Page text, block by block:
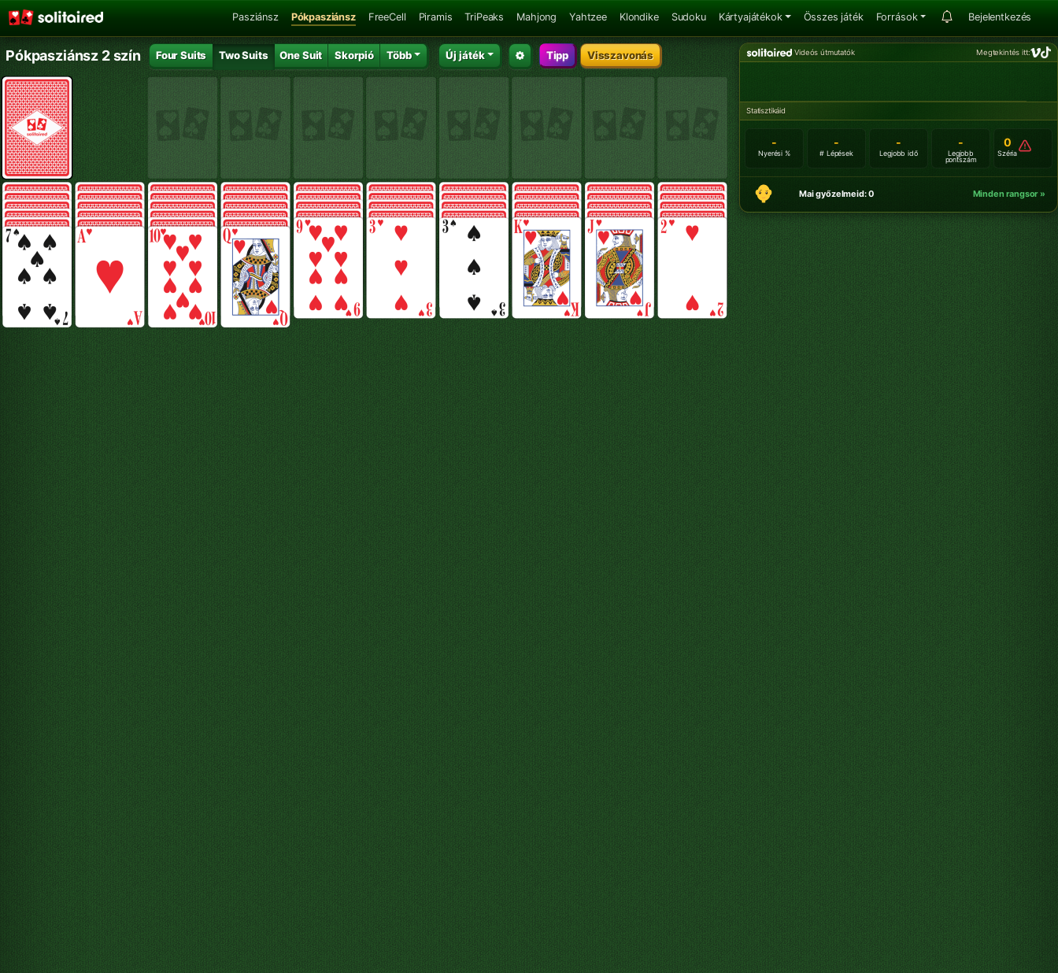
Pasziánsz Pókpasziánsz FreeCell Piramis TriPeaks Mahjong Yahtzee Klondike Sudoku Kártyajátékok Összes játék Források Bejelentkezés
Pókpasziánsz 2 szín Four Suits Two Suits One Suit Skorpió Több Új játék Tipp Visszavonás Videós útmutatók Megtekintés itt:
Statisztikáid
-
Nyerési %
-
# Lépések
-
Legjobb idő
-
Legjobb
pontszám
0
Széria
Mai győzelmeid: 0 Minden rangsor »